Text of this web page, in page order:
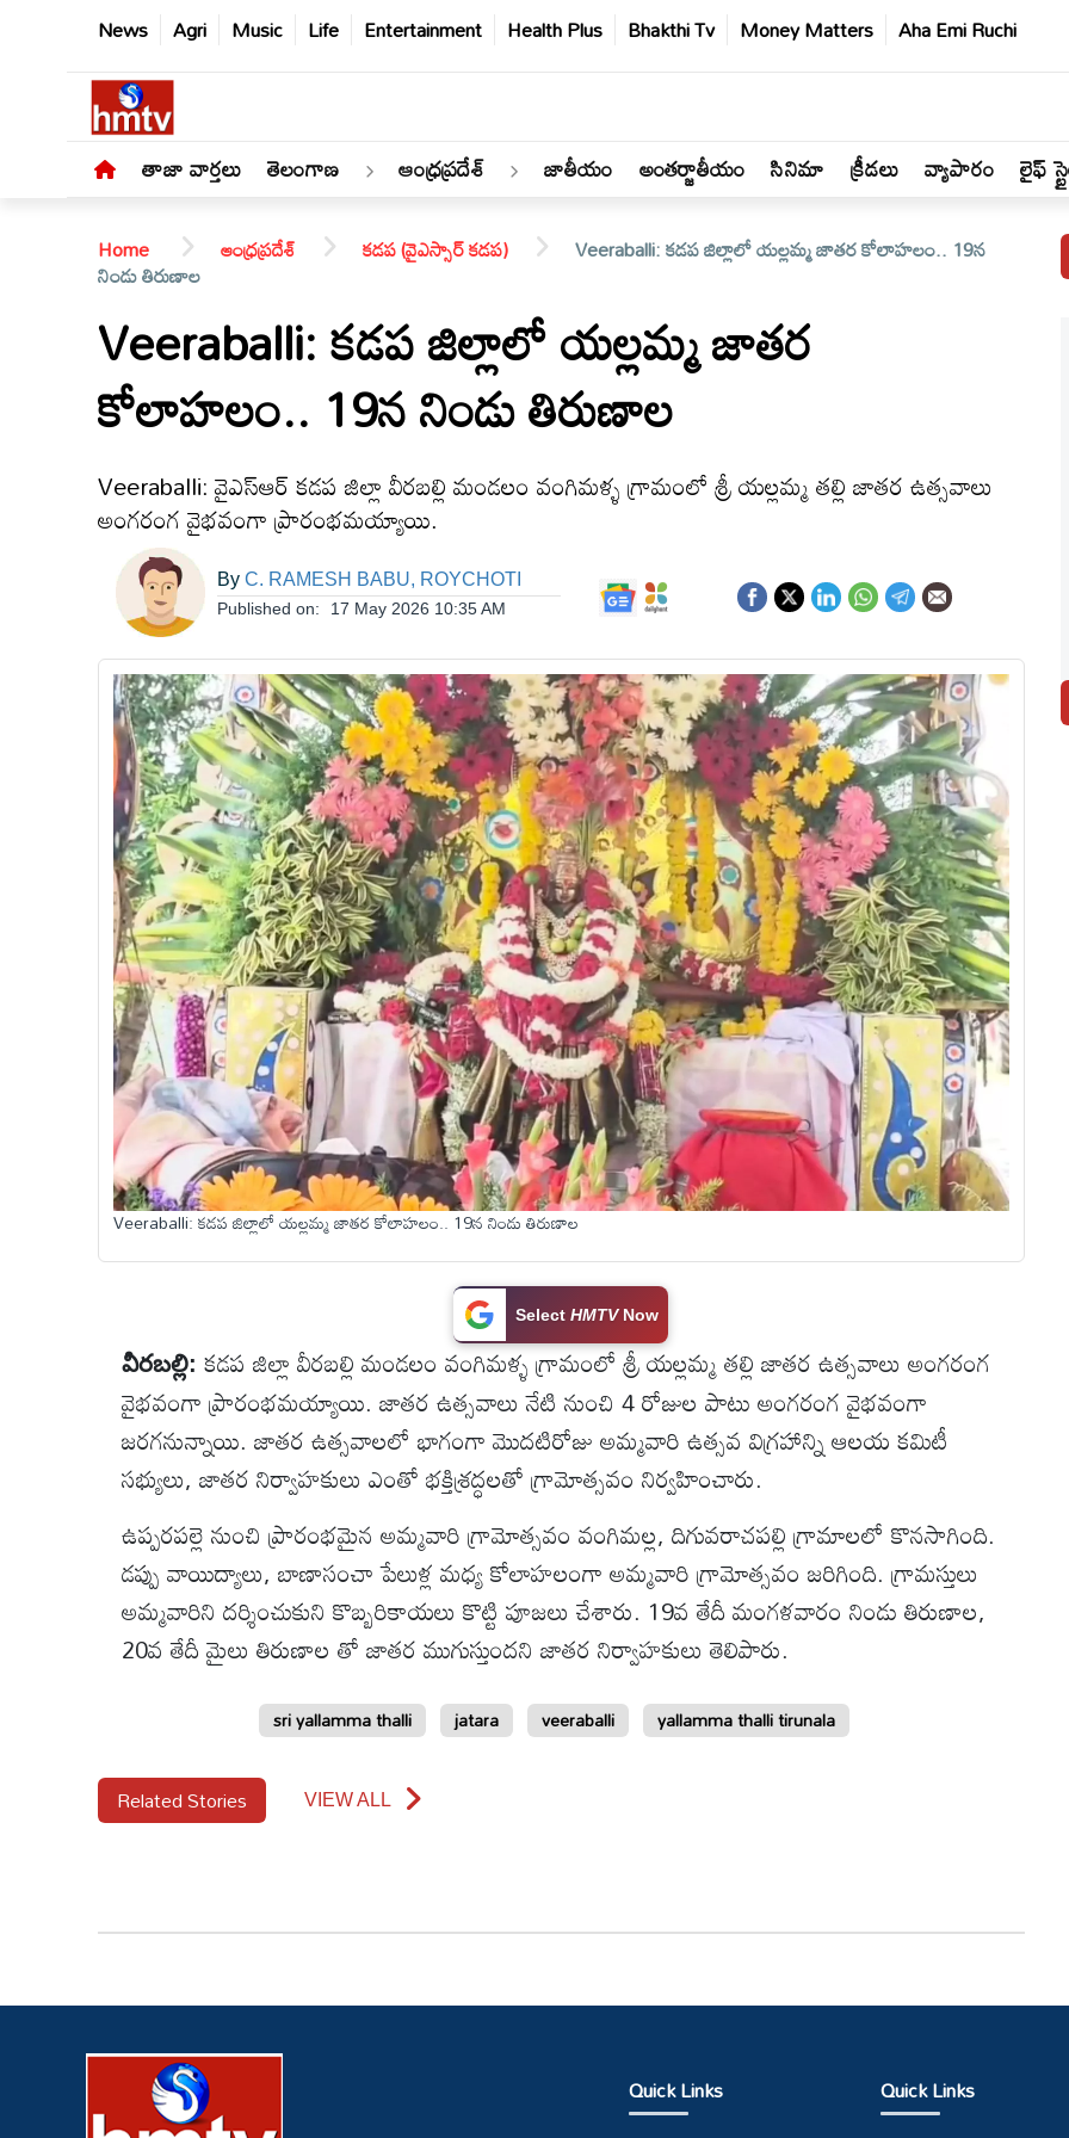
News Agri Music Life Entertainment Health Plus Bhakthi Tv Money Matters Aha Emi Ruchi
తాజా వార్తలు తెలంగాణ ఆంధ్రప్రదేశ్ జాతీయం అంతర్జాతీయం సినిమా క్రీడలు వ్యాపారం లైఫ్
తెలంగాణ
ఆంధ్రప్రదేశ్
అంతర్జాతీయం
వ్యవసాయం
ఆధ్యాత్మికం
స్పాట్‌లైట్
Home ఆంధ్రప్రదేశ్ కడప (వైఎస్సార్ కడప) Veeraballi: కడప జిల్లాలో యల్లమ్మ జాతర కోలాహలం.. 19న
నిండు తిరుణాల
Veeraballi: కడప జిల్లాలో యల్లమ్మ జాతర
కోలాహలం.. 19న నిండు తిరుణాల
Veeraballi: వైఎస్ఆర్ కడప జిల్లా వీరబల్లి మండలం వంగిమళ్ళ గ్రామంలో శ్రీ యల్లమ్మ తల్లి జాతర ఉత్సవాలు
అంగరంగ వైభవంగా ప్రారంభమయ్యాయి.
ByC. RAMESH BABU, ROYCHOTI
Published on: 17 May 2026 10:35 AM
Veeraballi: కడప జిల్లాలో యల్లమ్మ జాతర కోలాహలం.. 19న నిండు తిరుణాల
SelectHMTVNow
వీరబల్లి: కడప జిల్లా వీరబల్లి మండలం వంగిమళ్ళ గ్రామంలో శ్రీ యల్లమ్మ తల్లి జాతర ఉత్సవాలు అంగరంగ
వైభవంగా ప్రారంభమయ్యాయి. జాతర ఉత్సవాలు నేటి నుంచి 4 రోజుల పాటు అంగరంగ వైభవంగా
జరగనున్నాయి. జాతర ఉత్సవాలలో భాగంగా మొదటిరోజు అమ్మవారి ఉత్సవ విగ్రహాన్ని ఆలయ కమిటీ
సభ్యులు, జాతర నిర్వాహకులు ఎంతో భక్తిశ్రద్ధలతో గ్రామోత్సవం నిర్వహించారు.
ఉప్పరపల్లె నుంచి ప్రారంభమైన అమ్మవారి గ్రామోత్సవం వంగిమల్ల, దిగువరాచపల్లి గ్రామాలలో కొనసాగింది.
డప్పు వాయిద్యాలు, బాణాసంచా పేలుళ్ల మధ్య కోలాహలంగా అమ్మవారి గ్రామోత్సవం జరిగింది. గ్రామస్తులు
అమ్మవారిని దర్శించుకుని కొబ్బరికాయలు కొట్టి పూజలు చేశారు. 19వ తేదీ మంగళవారం నిండు తిరుణాల,
20వ తేదీ మైలు తిరుణాల తో జాతర ముగుస్తుందని జాతర నిర్వాహకులు తెలిపారు.
sri yallamma thalli jatara veeraballi yallamma thalli tirunala
Related Stories VIEW ALL
Quick Links Quick Links